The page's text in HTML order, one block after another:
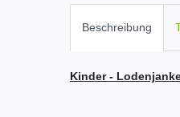
Beschreibung
Kinder -